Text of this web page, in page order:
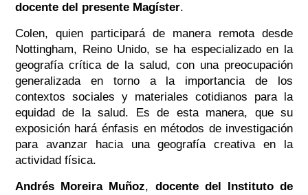
docente del presente Magíster.
Colen, quien participará de manera remota desde
Nottingham, Reino Unido, se ha especializado en la
geografía crítica de la salud, con una preocupación
generalizada en torno a la importancia de los
contextos sociales y materiales cotidianos para la
equidad de la salud. Es de esta manera, que su
exposición hará énfasis en métodos de investigación
para avanzar hacia una geografía creativa en la
actividad física.
Andrés Moreira Muñoz, docente del Instituto de